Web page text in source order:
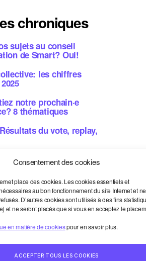
Consentement des cookies
place des cookies. Les cookies essentiels et
au bon fonctionnement du site Internet et ne
D’autres cookies sont utilisés à des fins
et ne seront placés que si vous en acceptez le
en matière de cookiespour en savoir plus.
ACCEPTER TOUS LES COOKIES
chroniques
sujets au conseil
de Smart? Oui!
les chiffres
notre prochain·e
8 thématiques
du vote, replay,
bande dessinée: une aide
Haut↑